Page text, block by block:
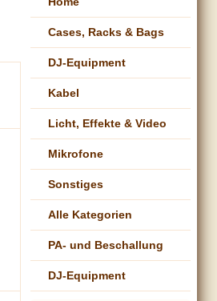
Cases, Racks & Bags
DJ-Equipment
Kabel
Licht, Effekte & Video
Mikrofone
Sonstiges
Alle Kategorien
PA- und Beschallung
DJ-Equipment